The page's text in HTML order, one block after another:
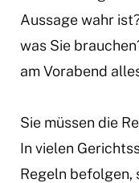
Aussage wahr
was Sie
am Vorabend
Sie müssen die
In vielen
Regeln befolgen,